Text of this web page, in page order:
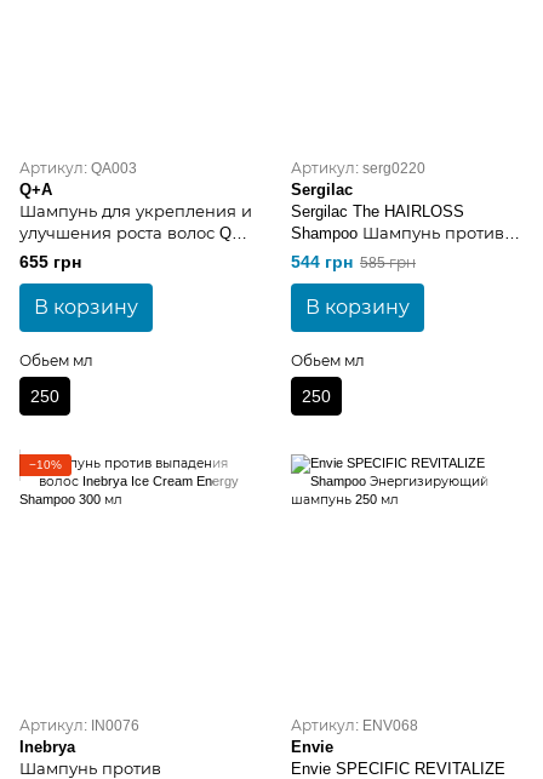
Артикул: QA003
Q+A
Шампунь для укрепления и
улучшения роста волос Q+A
Strengthening Shampoo 250ml
655 грн
В корзину
Обьем мл
250
Артикул: serg0220
Sergilac
Sergilac The HAIRLOSS
Shampoo Шампунь против
выпадения волос 250 мл
544 грн 585 грн
В корзину
Обьем мл
250
−10%
Артикул: IN0076
Inebrya
Шампунь против
Артикул: ENV068
Envie
Envie SPECIFIC REVITALIZE